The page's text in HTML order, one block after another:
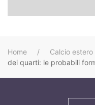
Home Calcio estero
dei quarti: le probabili